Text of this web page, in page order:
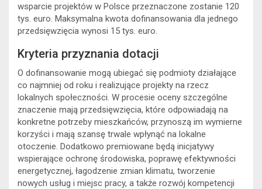
wsparcie projektów w Polsce przeznaczone zostanie 120
tys. euro. Maksymalna kwota dofinansowania dla jednego
przedsięwzięcia wynosi 15 tys. euro.
Kryteria przyznania dotacji
O dofinansowanie mogą ubiegać się podmioty działające
co najmniej od roku i realizujące projekty na rzecz
lokalnych społeczności. W procesie oceny szczególne
znaczenie mają przedsięwzięcia, które odpowiadają na
konkretne potrzeby mieszkańców, przynoszą im wymierne
korzyści i mają szansę trwale wpłynąć na lokalne
otoczenie. Dodatkowo premiowane będą inicjatywy
wspierające ochronę środowiska, poprawę efektywności
energetycznej, łagodzenie zmian klimatu, tworzenie
nowych usług i miejsc pracy, a także rozwój kompetencji